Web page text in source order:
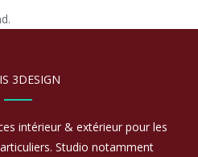
3DESIGN
intérieur & extérieur pour les
Studio notamment